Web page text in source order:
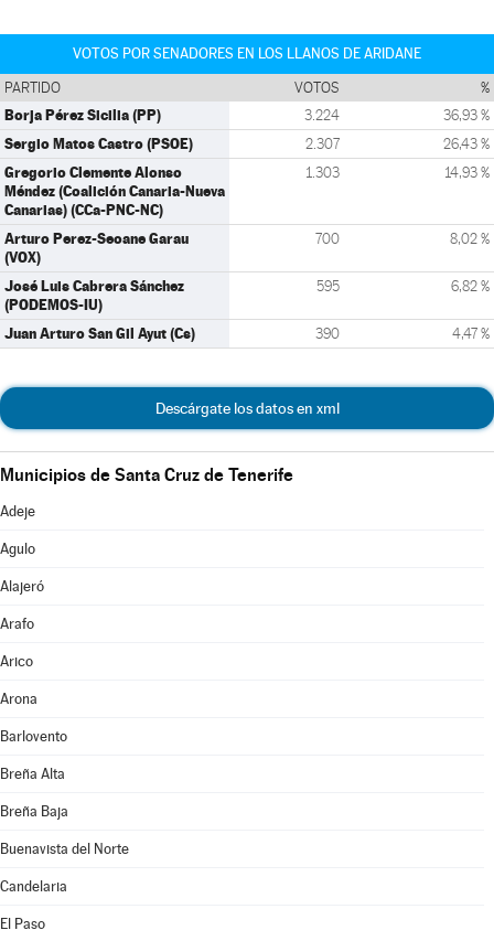
VOTOS POR SENADORES EN LOS LLANOS DE ARIDANE
PARTIDO VOTOS %
Borja Pérez Sicilia (PP) 3.224 36,93 %
Sergio Matos Castro (PSOE) 2.307 26,43 %
Gregorio Clemente Alonso
Méndez (Coalición Canaria-Nueva
Canarias) (CCa-PNC-NC)
1.303 14,93 %
Arturo Perez-Seoane Garau
(VOX)
700 8,02 %
José Luis Cabrera Sánchez
(PODEMOS-IU)
595 6,82 %
Juan Arturo San Gil Ayut (Cs) 390 4,47 %
Descárgate los datos en xml
Municipios de Santa Cruz de Tenerife
Adeje
Agulo
Alajeró
Arafo
Arico
Arona
Barlovento
Breña Alta
Breña Baja
Buenavista del Norte
Candelaria
El Paso